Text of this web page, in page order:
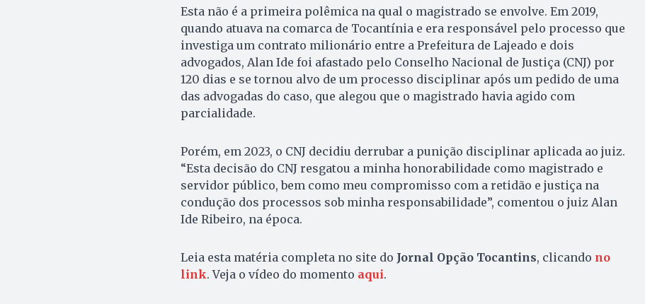
Esta não é a primeira polêmica na qual o magistrado se envolve. Em 2019,
quando atuava na comarca de Tocantínia e era responsável pelo processo que
investiga um contrato milionário entre a Prefeitura de Lajeado e dois
advogados, Alan Ide foi afastado pelo Conselho Nacional de Justiça (CNJ) por
120 dias e se tornou alvo de um processo disciplinar após um pedido de uma
das advogadas do caso, que alegou que o magistrado havia agido com
parcialidade.
Porém, em 2023, o CNJ decidiu derrubar a punição disciplinar aplicada ao juiz.
“Esta decisão do CNJ resgatou a minha honorabilidade como magistrado e
servidor público, bem como meu compromisso com a retidão e justiça na
condução dos processos sob minha responsabilidade”, comentou o juiz Alan
Ide Ribeiro, na época.
Leia esta matéria completa no site do Jornal Opção Tocantins, clicando no
link. Veja o vídeo do momento aqui.